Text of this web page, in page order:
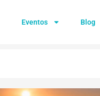
Eventos Blog